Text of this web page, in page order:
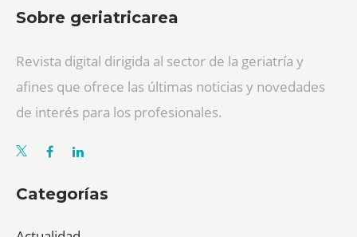
Sobre geriatricarea
Revista digital dirigida al sector de la geriatría y
afines que ofrece las últimas noticias y novedades
de interés para los profesionales.
Categorías